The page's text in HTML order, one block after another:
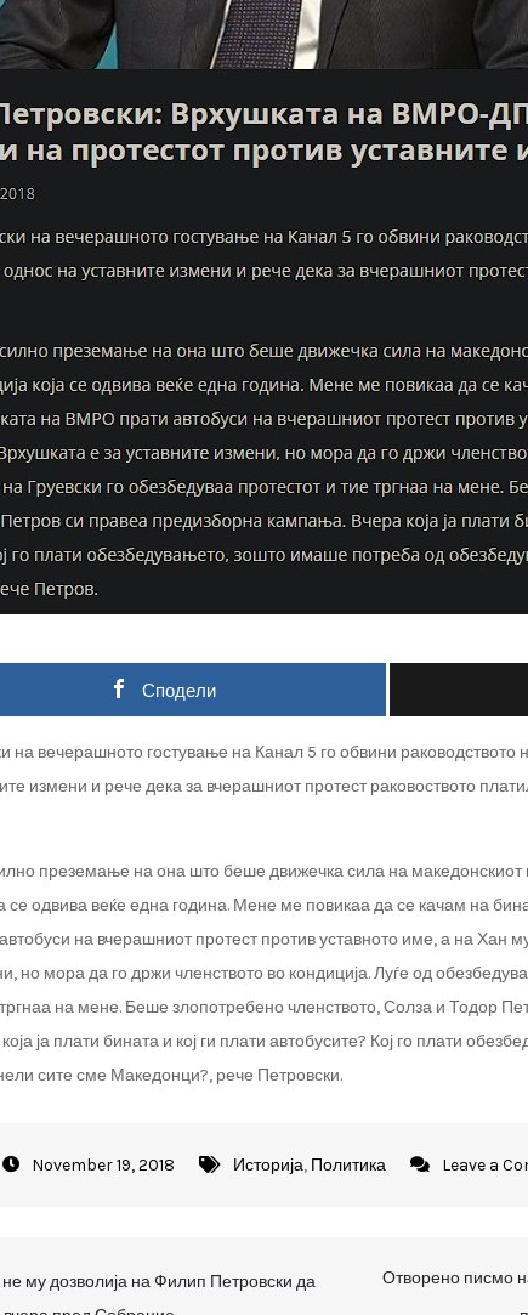
Сподели
на вечерашното гостување на Канал 5 го обвини
измени и рече дека за вчерашниот протест раковоството
преземање на она што беше движечка сила на
се одвива веќе една година. Мене ме повикаа да се качам на
на вчерашниот протест против уставното име, а на Хан
но мора да го држи членството во кондиција. Луѓе од
тргнаа на мене. Беше злопотребено членството, Солза и Тодор
ја плати бината и кој ги плати автобусите? Кој го плати
сите сме Македонци?, рече Петровски.
November 19, 2018 Историја, Политика Leave a
му дозволија на Филип Петровски да
Отворено писмо